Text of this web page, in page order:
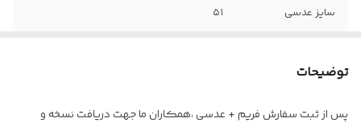
سایز عدسی ۵۱
توضیحات
پس از ثبت سفارش فریم + عدسی ،همکاران ما جهت دریافت نسخه و